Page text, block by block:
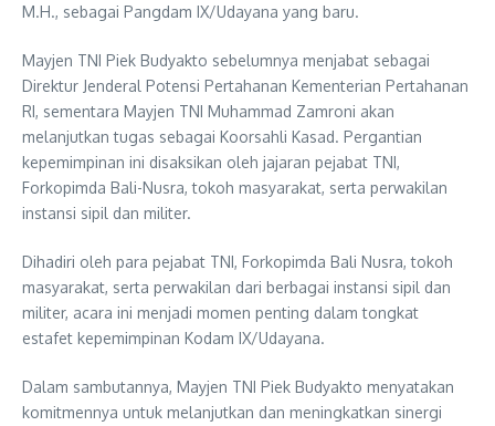
M.H., sebagai Pangdam IX/Udayana yang baru.
Mayjen TNI Piek Budyakto sebelumnya menjabat sebagai
Direktur Jenderal Potensi Pertahanan Kementerian Pertahanan
RI, sementara Mayjen TNI Muhammad Zamroni akan
melanjutkan tugas sebagai Koorsahli Kasad. Pergantian
kepemimpinan ini disaksikan oleh jajaran pejabat TNI,
Forkopimda Bali-Nusra, tokoh masyarakat, serta perwakilan
instansi sipil dan militer.
Dihadiri oleh para pejabat TNI, Forkopimda Bali Nusra, tokoh
masyarakat, serta perwakilan dari berbagai instansi sipil dan
militer, acara ini menjadi momen penting dalam tongkat
estafet kepemimpinan Kodam IX/Udayana.
Dalam sambutannya, Mayjen TNI Piek Budyakto menyatakan
komitmennya untuk melanjutkan dan meningkatkan sinergi